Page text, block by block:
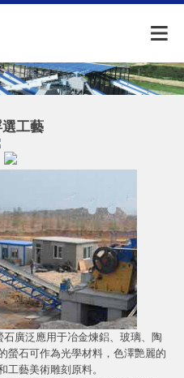
工藝
廣泛應用于冶金煉鋁、玻璃、陶
螢石可作為光學材料，色澤艷麗的
工藝美術雕刻原料。